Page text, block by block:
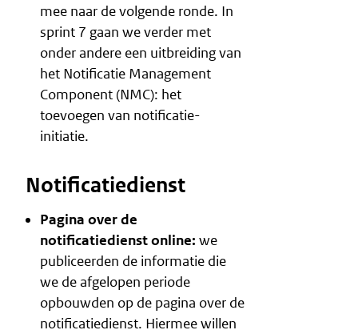
mee naar de volgende ronde. In
sprint 7 gaan we verder met
onder andere een uitbreiding van
het Notificatie Management
Component (NMC): het
toevoegen van notificatie-
initiatie.
Notificatiedienst
Pagina over de
notificatiedienst online: we
publiceerden de informatie die
we de afgelopen periode
opbouwden op de pagina over de
notificatiedienst. Hiermee willen